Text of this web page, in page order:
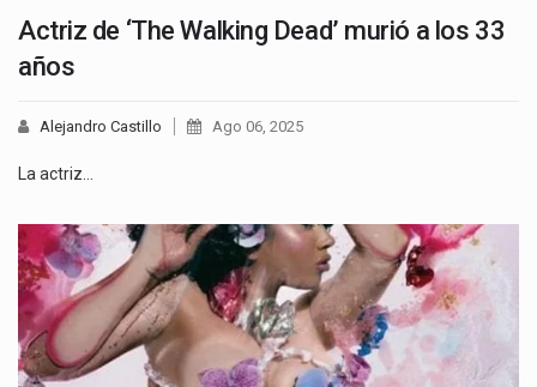
Actriz de ‘The Walking Dead’ murió a los 33
años
Alejandro Castillo Ago 06, 2025
La actriz…